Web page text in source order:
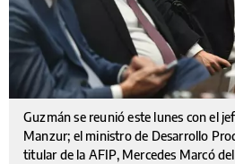
Guzmán se reunió este lunes con el
Manzur; el ministro de Desarrollo
titular de la AFIP, Mercedes Marcó